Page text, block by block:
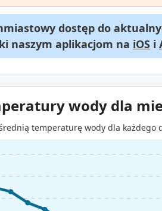
dostęp do
naszym aplikacjom na iOS i
wody dla
temperaturę wody dla